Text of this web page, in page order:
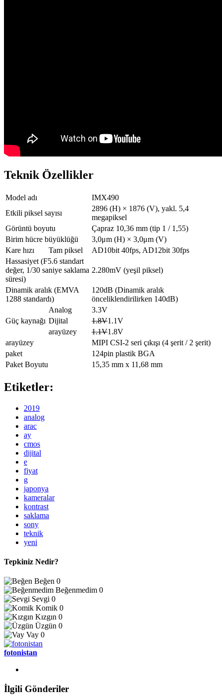
Teknik Özellikler
Model adı
IMX490
Etkili piksel sayısı
2896 (H) × 1876 (V), yakl. 5,4
megapiksel
Görüntü boyutu
Çapraz 10,36 mm (tip 1 / 1,55)
Birim hücre büyüklüğü
3,0μm (H) × 3,0μm (V)
Kare hızı
Tam piksel
AD10bit 40fps, AD12bit 30fps
Hassasiyet (F5.6 standart
değer, 1/30 saniye saklama
süresi)
2.280mV (yeşil piksel)
Dinamik aralık (EMVA
1288 standardı)
120dB (Dinamik aralık
önceliklendirilirken 140dB)
Güç kaynağı
Analog
3.3V
Dijital
1.8V1.1V
arayüzey
1.1V1.8V
arayüzey
MIPI CSI-2 seri çıkışı (4 şerit / 2 şerit)
paket
124pin plastik BGA
Paket Boyutu
15,35 mm x 11,68 mm
Etiketler:
2019
analog
arac
ay
cmos
dijital
e
fiyat
g
japonya
kameralar
kontrast
saklama
sony
teknik
yeni
Tepkiniz Nedir?
Beğen 0
Beğenmedim 0
Sevgi 0
Komik 0
Kızgın 0
Üzgün 0
Vay 0
fotonistan
İlgili Gönderiler